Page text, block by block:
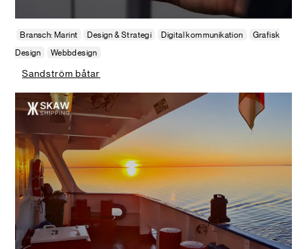
Bransch: Marint Design & Strategi Digital kommunikation
Grafisk
Design
Webbdesign
Sandström båtar